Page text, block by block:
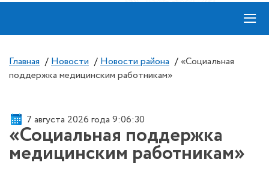
≡
Главная / Новости / Новости района / «Социальная
поддержка медицинским работникам»
7 августа 2026 года 9:06:30
«Социальная поддержка
медицинским работникам»